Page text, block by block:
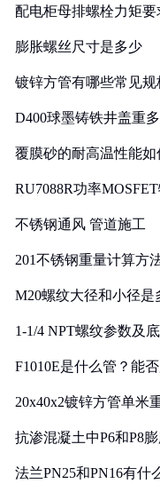
配电柜母排螺栓力矩
膨胀螺丝尺寸是多少
镀锌方管有哪些常见规
D400球墨铸铁井盖重
覆膜砂的耐高温性能如
RU7088R功率
不锈钢通风 管道施工
201不锈钢重量计算方
M20螺纹大径和小径是
1-1/4 NPT螺纹参数及
F1010E是什么管？能
20x40x2镀锌方管单米
抗渗混凝土中P6和P8
法兰PN25和PN16有什